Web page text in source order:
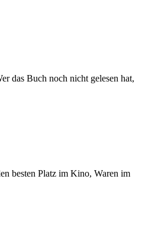
das Buch noch nicht gelesen hat,
besten Platz im Kino, Waren im